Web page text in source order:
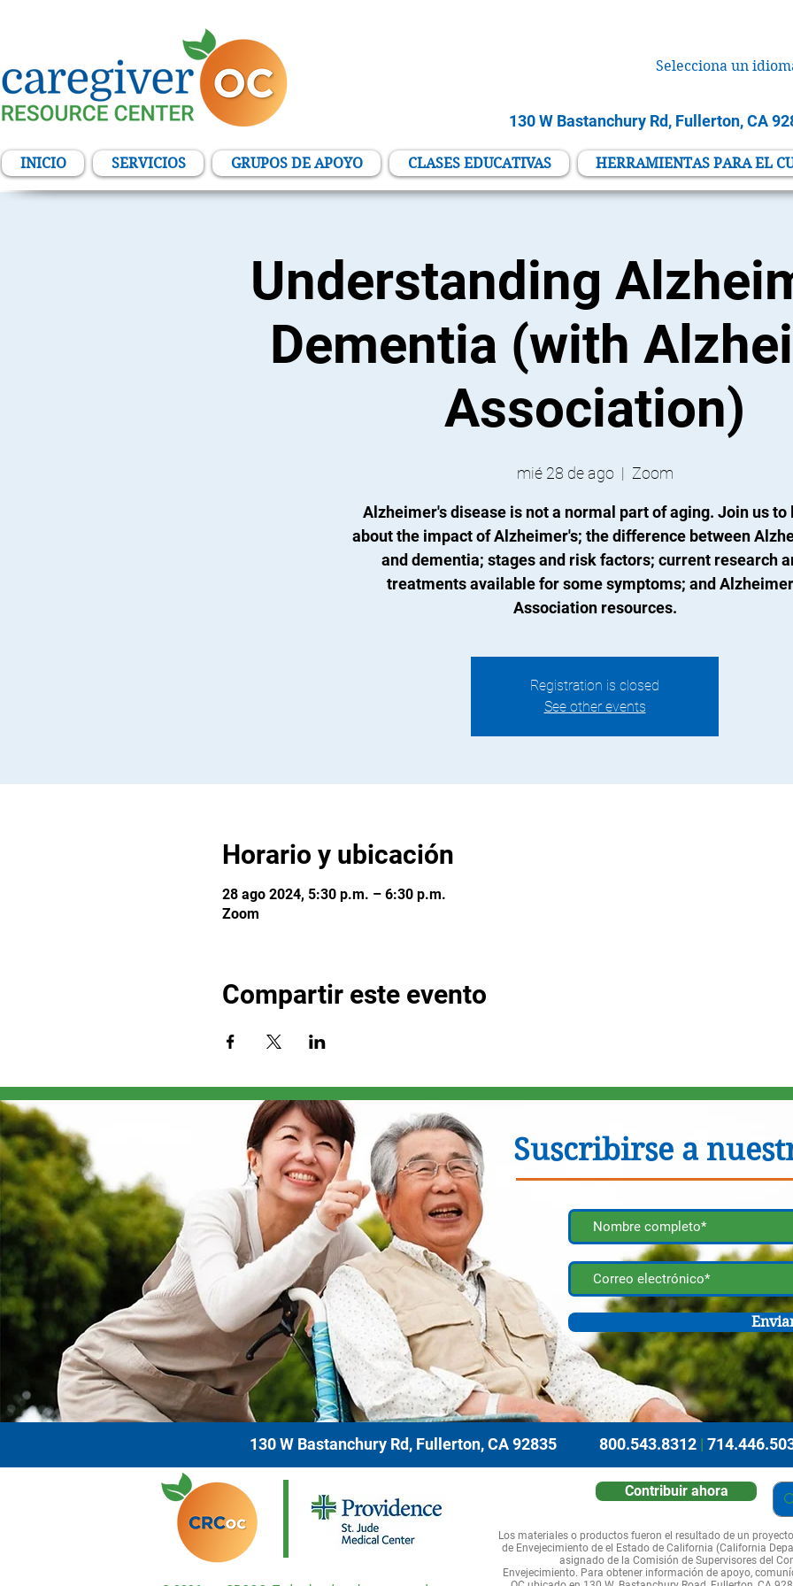
Selecciona un
130 W Bastanchury Rd, Fullerton, CA
INICIO SERVICIOS GRUPOS DE APOYO CLASES EDUCATIVAS HERRAMIENTAS PARA EL
Understanding
Dementia (with
Association)
mié 28 de ago
  |
Zoom
Alzheimer's disease is not a normal part of aging. Join us to
about the impact of Alzheimer's; the difference between
and dementia; stages and risk factors; current research
treatments available for some symptoms; and
Association resources.
Registration is closed
See other events
Horario y ubicación
28 ago 2024, 5:30 p.m. – 6:30 p.m.
Zoom
Compartir este evento
Suscribirse a
130 W Bastanchury Rd, Fullerton, CA 92835 800.543.8312 |
Contribuir ahora
Los materiales o productos fueron el resultado de un
de Envejecimiento de el Estado de California (California
asignado de la Comisión de Supervisores del
Envejecimiento. Para obtener información de apoyo,